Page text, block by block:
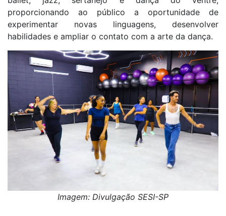
proporcionando ao público a oportunidade de
experimentar novas linguagens, desenvolver
habilidades e ampliar o contato com a arte da dança.
Imagem: Divulgação SESI-SP